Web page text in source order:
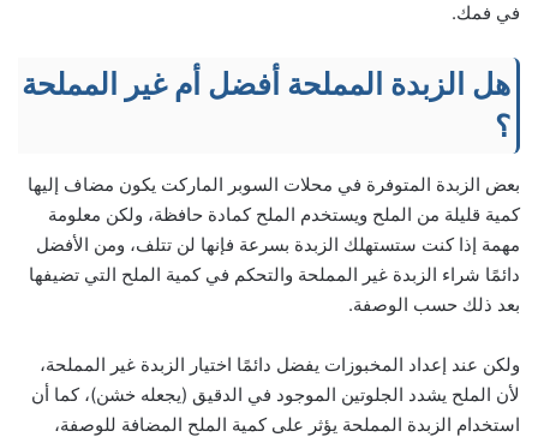
في فمك.
هل الزبدة المملحة أفضل أم غير المملحة
؟
بعض الزبدة المتوفرة في محلات السوبر الماركت يكون مضاف إليها
كمية قليلة من الملح ويستخدم الملح كمادة حافظة، ولكن معلومة
مهمة إذا كنت ستستهلك الزبدة بسرعة فإنها لن تتلف، ومن الأفضل
دائمًا شراء الزبدة غير المملحة والتحكم في كمية الملح التي تضيفها
بعد ذلك حسب الوصفة.
ولكن عند إعداد المخبوزات يفضل دائمًا اختيار الزبدة غير المملحة،
لأن الملح يشدد الجلوتين الموجود في الدقيق (يجعله خشن)، كما أن
استخدام الزبدة المملحة يؤثر على كمية الملح المضافة للوصفة،